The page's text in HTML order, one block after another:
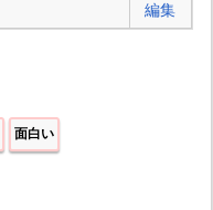
編集
面白い